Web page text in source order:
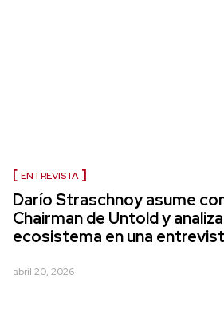
ENTREVISTA
Darío Straschnoy asume
Chairman de Untold y
ecosistema en una
abril 20, 2026